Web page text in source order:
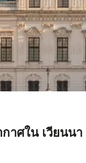
าศใน เวียนนา